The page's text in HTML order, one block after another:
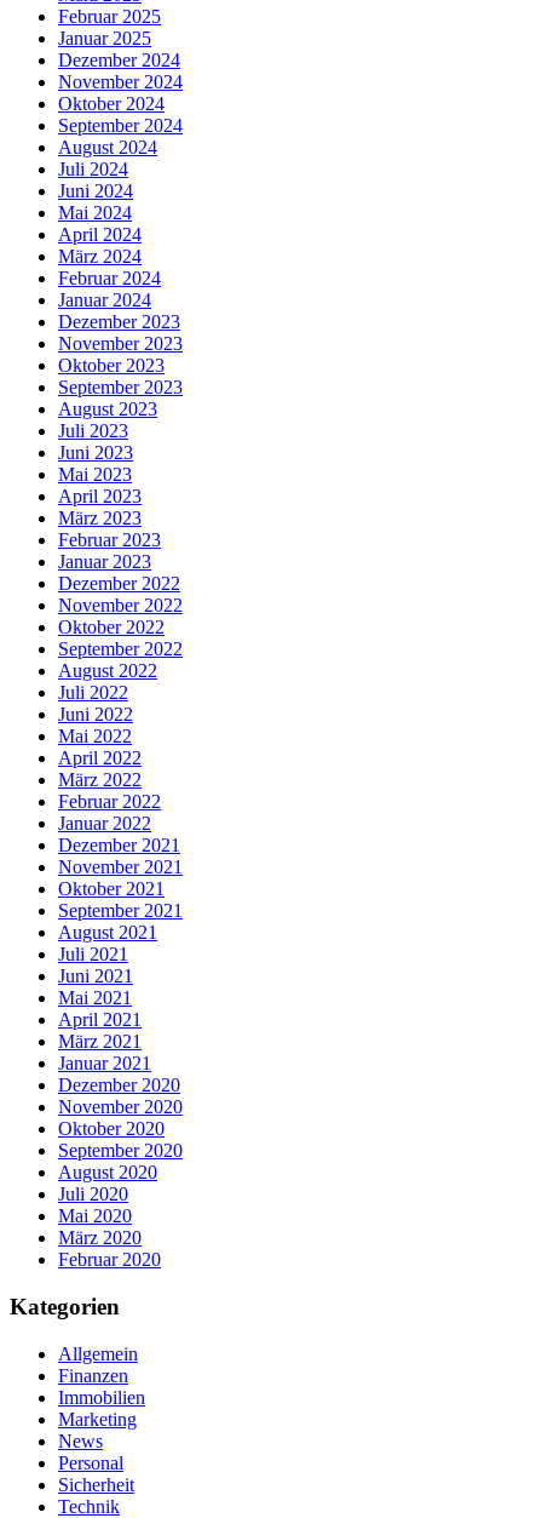
Februar 2025
Januar 2025
Dezember 2024
November 2024
Oktober 2024
September 2024
August 2024
Juli 2024
Juni 2024
Mai 2024
April 2024
März 2024
Februar 2024
Januar 2024
Dezember 2023
November 2023
Oktober 2023
September 2023
August 2023
Juli 2023
Juni 2023
Mai 2023
April 2023
März 2023
Februar 2023
Januar 2023
Dezember 2022
November 2022
Oktober 2022
September 2022
August 2022
Juli 2022
Juni 2022
Mai 2022
April 2022
März 2022
Februar 2022
Januar 2022
Dezember 2021
November 2021
Oktober 2021
September 2021
August 2021
Juli 2021
Juni 2021
Mai 2021
April 2021
März 2021
Januar 2021
Dezember 2020
November 2020
Oktober 2020
September 2020
August 2020
Juli 2020
Mai 2020
März 2020
Februar 2020
Kategorien
Allgemein
Finanzen
Immobilien
Marketing
News
Personal
Sicherheit
Technik